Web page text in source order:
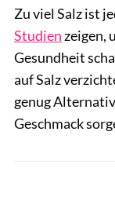
Zu viel Salz ist
Studienzeigen,
Gesundheit
auf Salz
genug
Geschmack